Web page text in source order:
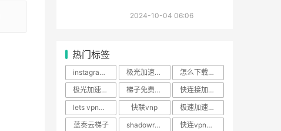
2024-10-04 06:06
热门标签
instagram无法设置中文 极光加速器安卓免费版
怎么下载梯子
极光加速器首页
梯子免费软件
快连接加速器
lets vpn快连
快联vnp
极速加速下载
蓝奏云梯子
shadowrockect官网
快连vpn网址